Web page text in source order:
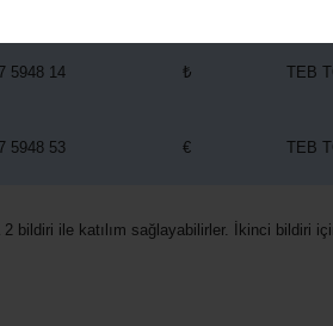
5948 14 ₺ TEB
5948 53 € TEB
2 bildiri ile katılım sağlayabilirler. İkinci bildiri